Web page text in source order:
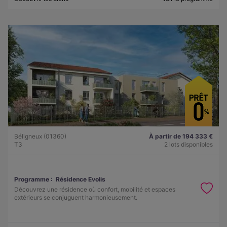
Béligneux (01360)
T3
À partir de 194 333 €
2 lots disponibles
Programme : Résidence Evolis
Découvrez une résidence où confort, mobilité et espaces
extérieurs se conjuguent harmonieusement.